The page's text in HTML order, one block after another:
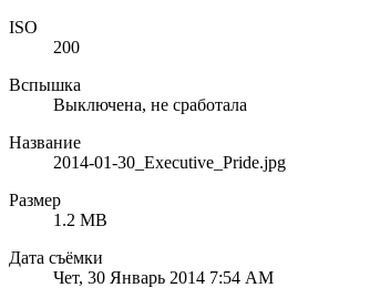
ISO
200
Вспышка
Выключена, не сработала
Название
2014-01-30_Executive_Pride.jpg
Размер
1.2 MB
Дата съёмки
Чет, 30 Январь 2014 7:54 AM